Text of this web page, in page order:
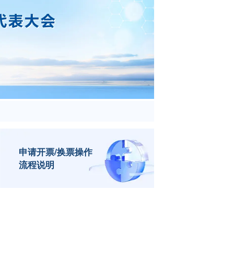
申请开票/换票操作
流程说明